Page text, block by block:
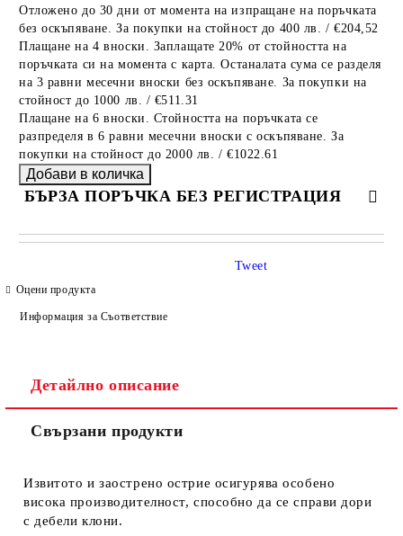
Отложено до 30 дни от момента на изпращане на поръчката
без оскъпяване. За покупки на стойност до 400 лв. / €204,52
Плащане на 4 вноски. Заплащате 20% от стойността на
поръчката си на момента с карта. Останалата сума се разделя
на 3 равни месечни вноски без оскъпяване. За покупки на
стойност до 1000 лв. / €511.31
Плащане на 6 вноски. Стойността на поръчката се
разпределя в 6 равни месечни вноски с оскъпяване. За
покупки на стойност до 2000 лв. / €1022.61
БЪРЗА ПОРЪЧКА БЕЗ РЕГИСТРАЦИЯ
САМО ПОПЪЛНЕТЕ 4 ПОЛЕТА
Оцени продукта
Информация за Съответствие
Tweet
Детайлно описание
Свързани продукти
Извитото и заострено острие осигурява особено
висока производителност, способно да се справи дори
с дебели клони.